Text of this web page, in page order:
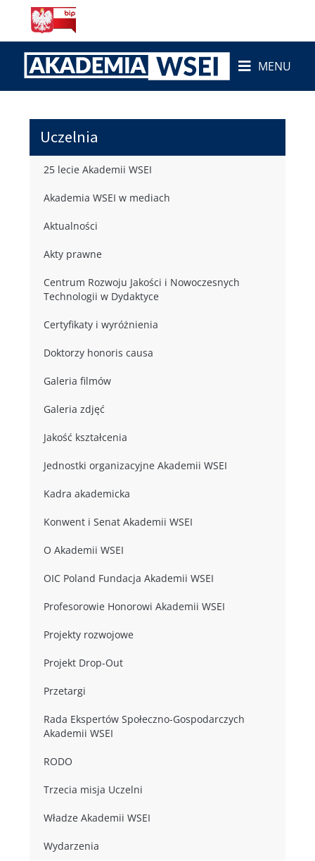
MENU
Uczelnia
25 lecie Akademii WSEI
Akademia WSEI w mediach
Aktualności
Akty prawne
Centrum Rozwoju Jakości i Nowoczesnych
Technologii w Dydaktyce
Certyfikaty i wyróżnienia
Doktorzy honoris causa
Galeria filmów
Galeria zdjęć
Jakość kształcenia
Jednostki organizacyjne Akademii WSEI
Kadra akademicka
Konwent i Senat Akademii WSEI
O Akademii WSEI
OIC Poland Fundacja Akademii WSEI
Profesorowie Honorowi Akademii WSEI
Projekty rozwojowe
Projekt Drop-Out
Przetargi
Rada Ekspertów Społeczno-Gospodarczych
Akademii WSEI
RODO
Trzecia misja Uczelni
Władze Akademii WSEI
Wydarzenia